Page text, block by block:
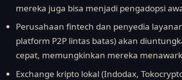
mereka juga bisa menjadi pengadopsi
Perusahaan fintech dan penyedia
platform P2P lintas batas) akan
cepat, memungkinkan mereka
Exchange kripto lokal (Indodax,